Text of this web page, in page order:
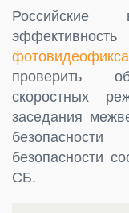
Российские
проверить
скоростных
заседания
безопасности
СБ.